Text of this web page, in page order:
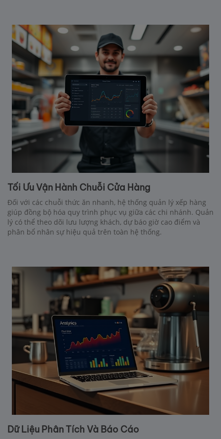
Tối Ưu Vận Hành Chuỗi Cửa Hàng
Đối với các chuỗi thức ăn nhanh, hệ thống quản lý xếp hàng
giúp đồng bộ hóa quy trình phục vụ giữa các chi nhánh. Quản
lý có thể theo dõi lưu lượng khách, dự báo giờ cao điểm và
phân bổ nhân sự hiệu quả trên toàn hệ thống.
Dữ Liệu Phân Tích Và Báo Cáo